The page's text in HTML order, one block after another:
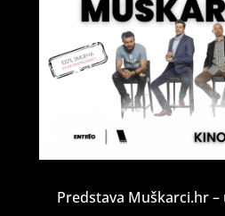
Predstava Muškarci.hr